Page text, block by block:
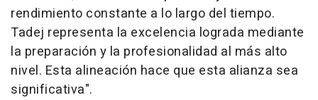
rendimiento constante a lo largo del tiempo.
Tadej representa la excelencia lograda mediante
la preparación y la profesionalidad al más alto
nivel. Esta alineación hace que esta alianza sea
significativa".